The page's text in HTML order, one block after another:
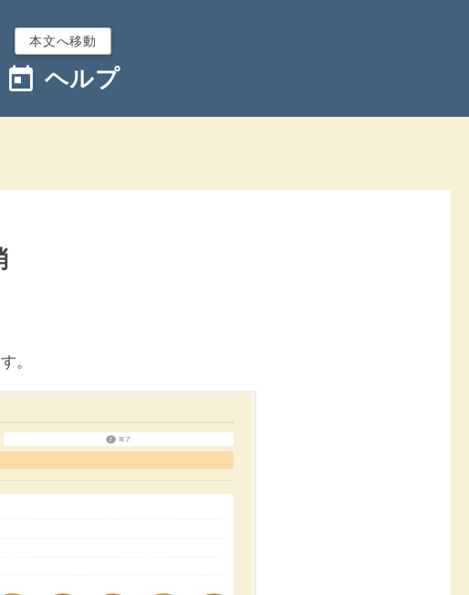
本文へ移動
today ヘルプ
。